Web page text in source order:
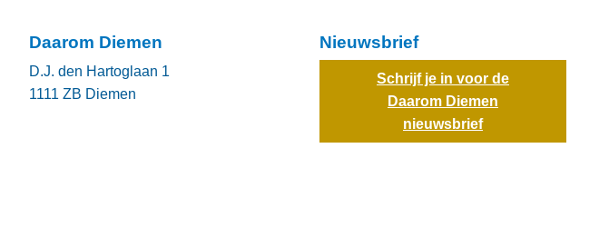
Daarom Diemen
D.J. den Hartoglaan 1
1111 ZB Diemen
Nieuwsbrief
Schrijf je in voor de
Daarom Diemen
nieuwsbrief